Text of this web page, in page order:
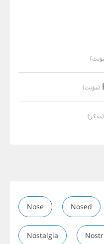
(مؤنث)
(مذكر)
Nose Nosed
Nostalgia